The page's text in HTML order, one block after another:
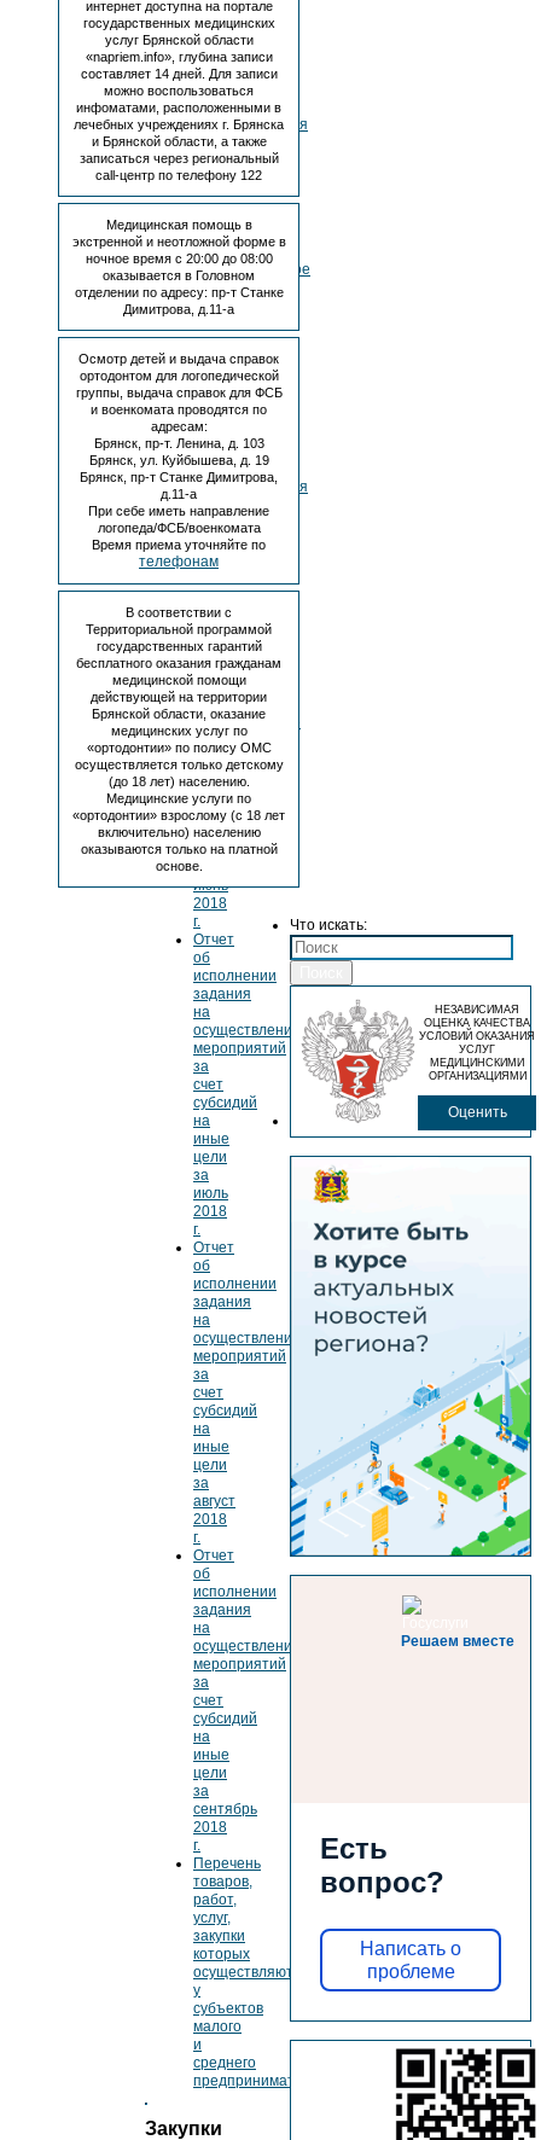
к
соглашению
о
порядке
и
условиях
предоставления
субсидии
на
иные
цели
от
19.03.2018
Дополнительное
соглашение
№3
12.09.2018
г.
к
соглашению
о
порядке
и
условиях
предоставления
субсидии
на
иные
цели
от
19.03.2018
Отчет
об
исполнении
задания
на
осуществление
мероприятий
за
счет
субсидий
на
иные
цели
за
июнь
2018
г.
Отчет
об
исполнении
задания
на
осуществление
мероприятий
за
счет
субсидий
на
иные
цели
за
июль
2018
г.
Отчет
об
исполнении
задания
на
осуществление
мероприятий
за
счет
субсидий
на
иные
цели
за
август
2018
г.
Отчет
об
исполнении
задания
на
осуществление
мероприятий
за
счет
субсидий
на
иные
цели
за
сентябрь
2018
г.
Перечень
товаров,
работ,
услуг,
закупки
которых
осуществляются
у
субъектов
малого
и
среднего
предпринимательства
Закупки
интернет доступна на портале
государственных медицинских
услуг Брянской области
«napriem.info», глубина записи
составляет 14 дней. Для записи
можно воспользоваться
инфоматами, расположенными в
лечебных учреждениях г. Брянска
и Брянской области, а также
записаться через региональный
call-центр по телефону 122
Медицинская помощь в
экстренной и неотложной форме в
ночное время с 20:00 до 08:00
оказывается в Головном
отделении по адресу: пр-т Станке
Димитрова, д.11-а
Осмотр детей и выдача справок
ортодонтом для логопедической
группы, выдача справок для ФСБ
и военкомата проводятся по
адресам:
Брянск, пр-т. Ленина, д. 103
Брянск, ул. Куйбышева, д. 19
Брянск, пр-т Станке Димитрова,
д.11-а
При себе иметь направление
логопеда/ФСБ/военкомата
Время приема уточняйте по
телефонам
В соответствии с
Территориальной программой
государственных гарантий
бесплатного оказания гражданам
медицинской помощи
действующей на территории
Брянской области, оказание
медицинских услуг по
«ортодонтии» по полису ОМС
осуществляется только детскому
(до 18 лет) населению.
Медицинские услуги по
«ортодонтии» взрослому (с 18 лет
включительно) населению
оказываются только на платной
основе.
Что искать:
НЕЗАВИСИМАЯ
ОЦЕНКА КАЧЕСТВА
УСЛОВИЙ ОКАЗАНИЯ
УСЛУГ
МЕДИЦИНСКИМИ
ОРГАНИЗАЦИЯМИ
Оценить
Решаем вместе
Есть
вопрос?
Написать о
проблеме